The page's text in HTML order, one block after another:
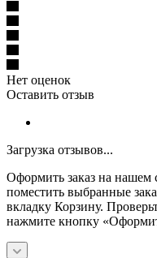
Нет оценок
Оставить отзыв
Загрузка отзывов...
Оформить заказ на нашем
поместить выбранные
вкладку Корзину.
нажмите кнопку